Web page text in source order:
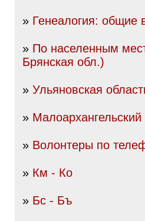
» Генеалогия: общие
» По населенным
Брянская обл.)
» Ульяновская
» Малоархангельский
» Волонтеры по
» Км - Ко
» Бс - Бъ